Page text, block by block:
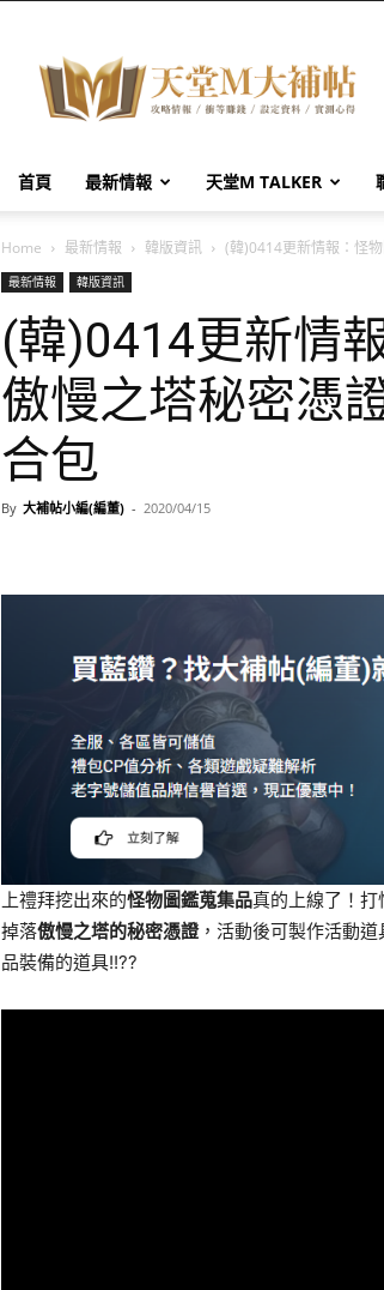
堂
M
大
帖
首頁 最新情報 天堂M TALKER
Home 最新情報 韓版資訊 (韓)0414更新情報：怪
最新情報 韓版資訊
(韓)0414更新情
傲慢之塔秘密憑
合包
By 大補帖小編(編董) - 2020/04/15
上禮拜挖出來的怪物圖鑑蒐集品真的上線了！
掉落傲慢之塔的秘密憑證，活動後可製作活動
品裝備的道具!!??